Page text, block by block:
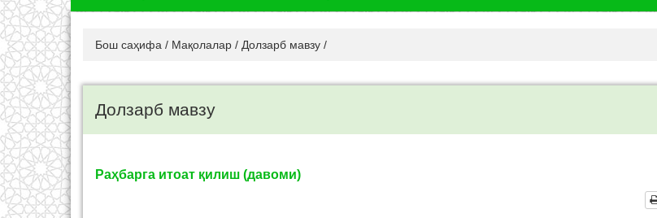
Бош саҳифа / Мақолалар / Долзарб мавзу /
Долзарб мавзу
Раҳбарга итоат қилиш (давоми)